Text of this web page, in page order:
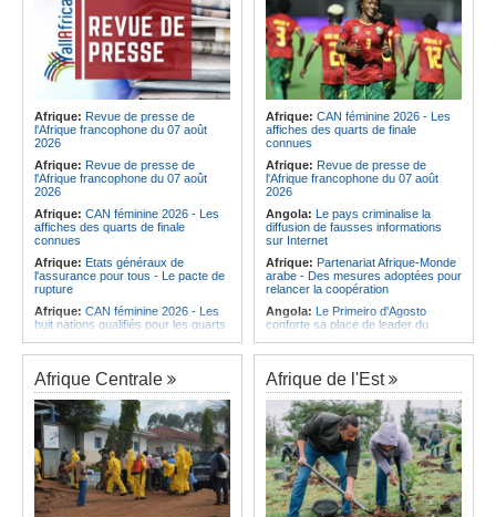
Afrique: Revue de presse de
l'Afrique francophone du 07 août
2026
Afrique: Revue de presse de
l'Afrique francophone du 07 août
2026
Afrique: CAN féminine 2026 - Les
affiches des quarts de finale
connues
Afrique: Etats généraux de
l'assurance pour tous - Le pacte de
rupture
Afrique: CAN féminine 2026 - Les
huit nations qualifiés pour les quarts
Afrique:Comment mieux élever
ses enfants ? Voici les résultats d'un
projet testé dans huit pays africains
Afrique:La LSF salue le lancement
du premier ETF obligataire
souverain africain (USD) disponible
en Europe
Afrique:Promesse de la finale de la
Coupe du Monde 2030 au Maroc -
Infantino marquera-t-il le but de son
maintien ?
Afrique: CAN féminine 2026 - Les
affiches des quarts de finale
connues
Afrique: Revue de presse de
l'Afrique francophone du 07 août
2026
Angola: Le pays criminalise la
diffusion de fausses informations
sur Internet
Afrique: Partenariat Afrique-Monde
arabe - Des mesures adoptées pour
relancer la coopération
Angola: Le Primeiro d'Agosto
conforte sa place de leader du
Angola:Le ministre des
Ressources minérales reconnaît
une pénurie de carburants au pays
Angola:Boxe - Elder Liduema se
qualifie pour les quarts de finale
Angola: Handball - Le pays s'incline
face à la Guinée dans les matches
de classement
Angola:Football - L'Interclube
corrige le Kabuscorp en match de
Afrique Centrale Afrique de l'Est